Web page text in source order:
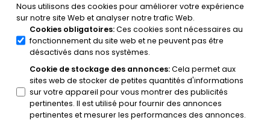
Nous utilisons des cookies pour améliorer votre expérience
sur notre site Web et analyser notre trafic Web.
Cookies obligatoires:Ces cookies sont nécessaires au
fonctionnement du site web et ne peuvent pas être
désactivés dans nos systèmes.
Cookie de stockage des annonces:Cela permet aux
sites web de stocker de petites quantités d'informations
sur votre appareil pour vous montrer des publicités
pertinentes. Il est utilisé pour fournir des annonces
pertinentes et mesurer les performances des annonces.